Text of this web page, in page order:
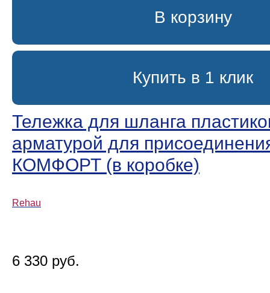
В корзину
Купить в 1 клик
Тележка для шланга
арматурой для
КОМФОРТ (в коробке)
Rehau
6 330 руб.